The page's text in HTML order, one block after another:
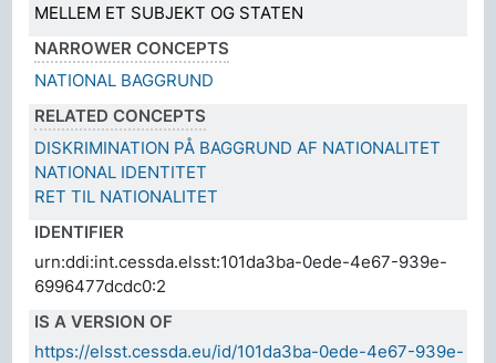
MELLEM ET SUBJEKT OG STATEN
NARROWER CONCEPTS
NATIONAL BAGGRUND
RELATED CONCEPTS
DISKRIMINATION PÅ BAGGRUND AF NATIONALITET
NATIONAL IDENTITET
RET TIL NATIONALITET
IDENTIFIER
urn:ddi:int.cessda.elsst:101da3ba-0ede-4e67-939e-
6996477dcdc0:2
IS A VERSION OF
https://elsst.cessda.eu/id/101da3ba-0ede-4e67-939e-